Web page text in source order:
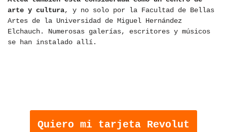
arte y cultura, y no solo por la Facultad de Bellas
Artes de la Universidad de Miguel Hernández
Elchauch. Numerosas galerías, escritores y músicos
se han instalado allí.
Quiero mi tarjeta Revolut